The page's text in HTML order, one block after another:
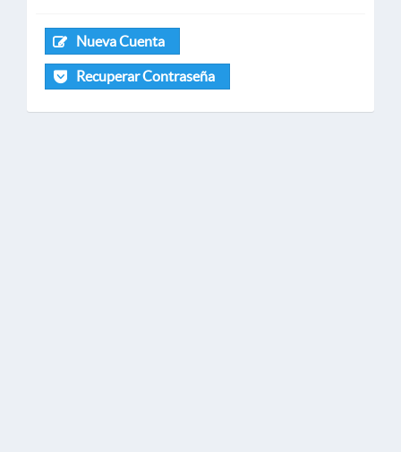
Nueva Cuenta
Recuperar Contraseña